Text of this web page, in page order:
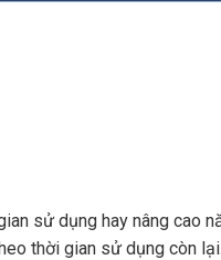
sử dụng hay nâng cao
thời gian sử dụng còn lại.